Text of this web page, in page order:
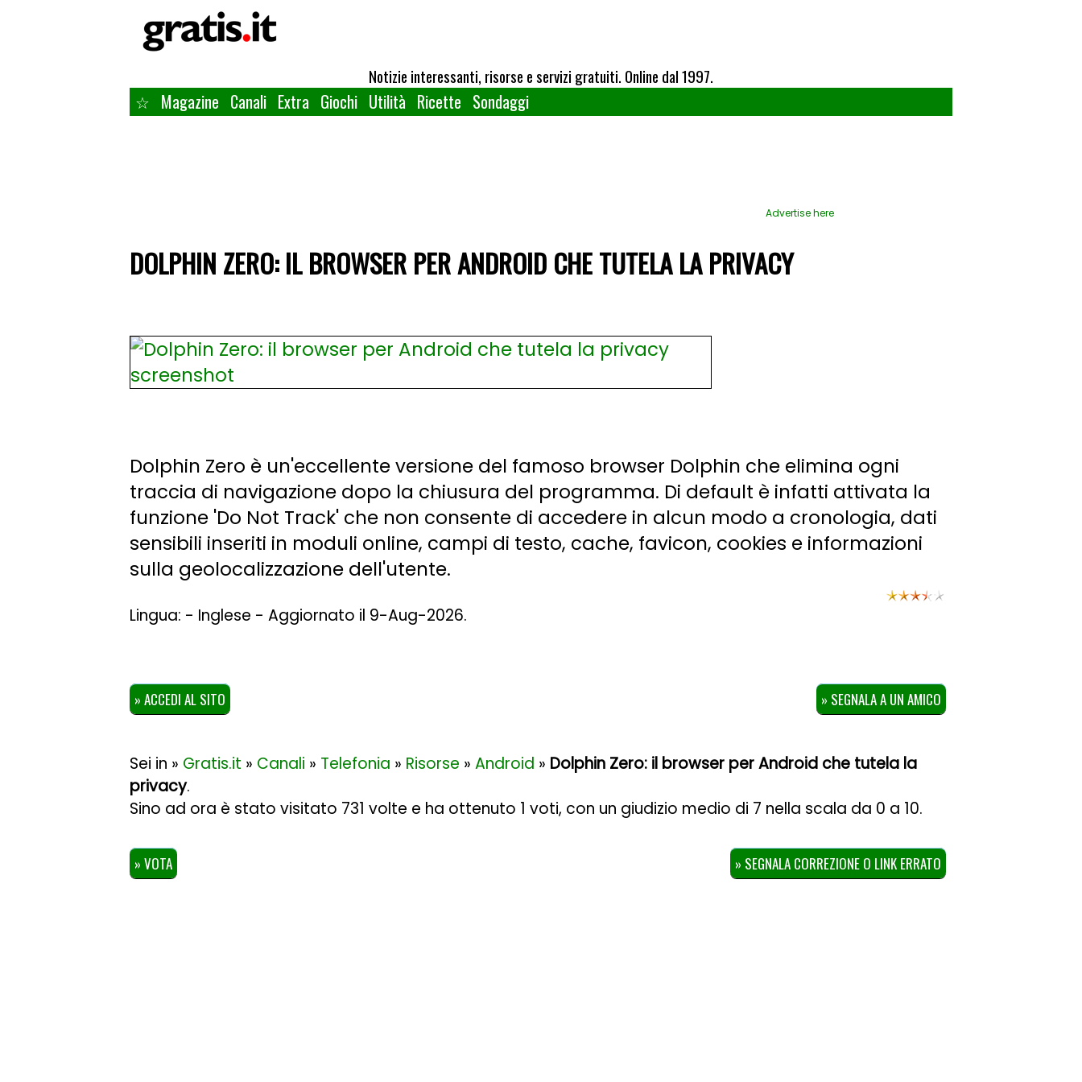
Notizie interessanti, risorse e servizi gratuiti. Online dal 1997.
☆ Magazine Canali Extra Giochi Utilità Ricette Sondaggi
Advertise here
DOLPHIN ZERO: IL BROWSER PER ANDROID CHE TUTELA LA PRIVACY
Dolphin Zero è un'eccellente versione del famoso browser Dolphin che elimina ogni
traccia di navigazione dopo la chiusura del programma. Di default è infatti attivata la
funzione 'Do Not Track' che non consente di accedere in alcun modo a cronologia, dati
sensibili inseriti in moduli online, campi di testo, cache, favicon, cookies e informazioni
sulla geolocalizzazione dell'utente.
Lingua: - Inglese - Aggiornato il 9-Aug-2026.
» ACCEDI AL SITO » SEGNALA A UN AMICO
Sei in » Gratis.it » Canali » Telefonia » Risorse » Android » Dolphin Zero: il browser per Android che tutela la
privacy.
Sino ad ora è stato visitato 731 volte e ha ottenuto 1 voti, con un giudizio medio di 7 nella scala da 0 a 10.
» VOTA » SEGNALA CORREZIONE O LINK ERRATO